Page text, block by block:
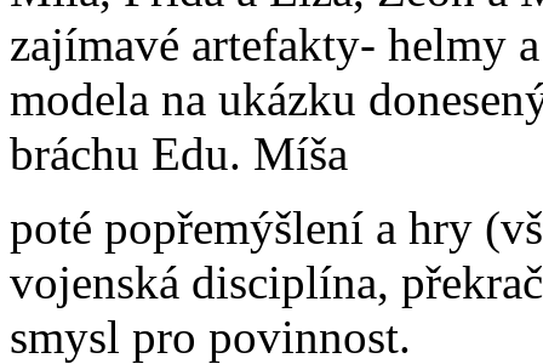
zajímavé artefakty- helmy
modela na ukázku
bráchu Edu. Míša
poté popřemýšlení a hry
vojenská disciplína,
smysl pro povinnost.